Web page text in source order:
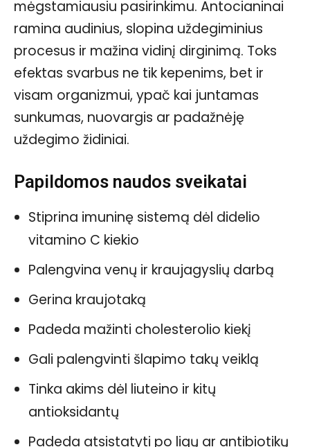
mėgstamiausiu pasirinkimu. Antocianinai
ramina audinius, slopina uždegiminius
procesus ir mažina vidinį dirginimą. Toks
efektas svarbus ne tik kepenims, bet ir
visam organizmui, ypač kai juntamas
sunkumas, nuovargis ar padažnėję
uždegimo židiniai.
Papildomos naudos sveikatai
Stiprina imuninę sistemą dėl didelio
vitamino C kiekio
Palengvina venų ir kraujagyslių darbą
Gerina kraujotaką
Padeda mažinti cholesterolio kiekį
Gali palengvinti šlapimo takų veiklą
Tinka akims dėl liuteino ir kitų
antioksidantų
Padeda atsistatyti po ligų ar antibiotikų